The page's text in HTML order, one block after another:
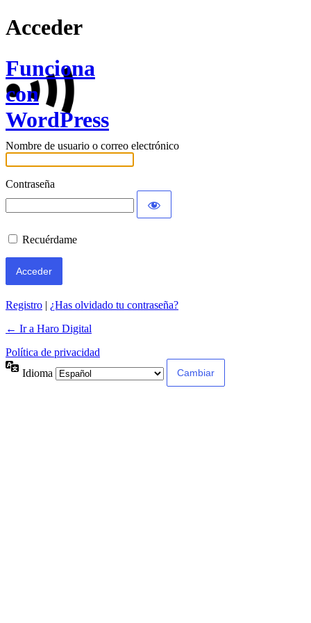
Acceder
Funciona
con
WordPress
Nombre de usuario o correo electrónico
Contraseña
Recuérdame
Registro | ¿Has olvidado tu contraseña?
← Ir a Haro Digital
Política de privacidad
Idioma